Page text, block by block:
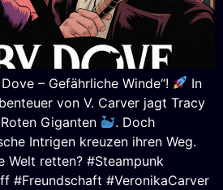
– Gefährliche Winde“!
In
von V. Carver jagt Tracy
Giganten
. Doch
Intrigen kreuzen ihren Weg.
Welt retten? #Steampunk
#Freundschaft #VeronikaCarver